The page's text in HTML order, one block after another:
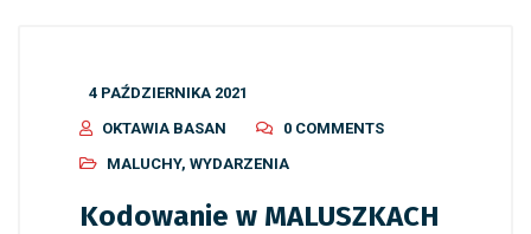
4 PAŹDZIERNIKA 2021
OKTAWIA BASAN
0 COMMENTS
MALUCHY, WYDARZENIA
Kodowanie w MALUSZKACH